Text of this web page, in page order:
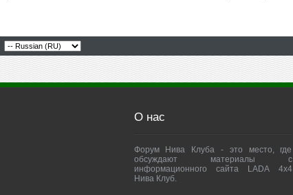
О нас
Форум Нива Клуба - это место, где
обсуждают материалы с
информационного сайта LADA 4x4
Нива Клуб.